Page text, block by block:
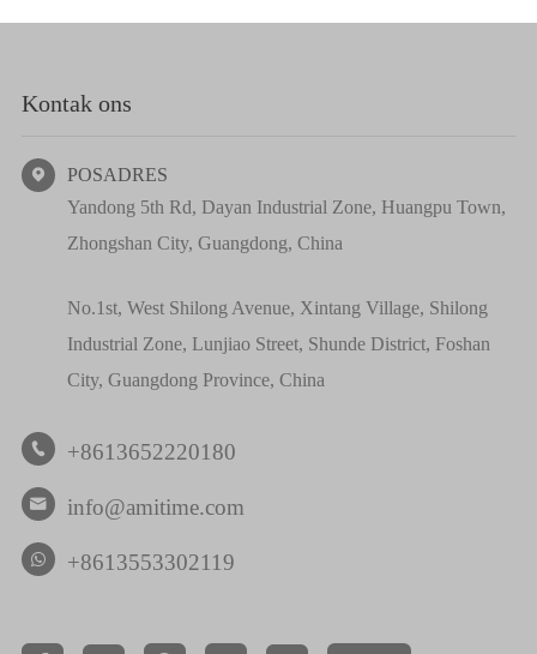
Kontak ons

POSADRES
Yandong 5th Rd, Dayan Industrial Zone, Huangpu Town,
Zhongshan City, Guangdong, China
No.1st, West Shilong Avenue, Xintang Village, Shilong
Industrial Zone, Lunjiao Street, Shunde District, Foshan
City, Guangdong Province, China
 +8613652220180
 info@amitime.com
+8613553302119